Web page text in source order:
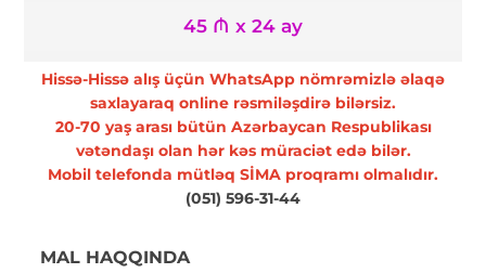
45 ₼ x 24 ay
Hissə-Hissə alış üçün WhatsApp nömrəmizlə əlaqə
saxlayaraq online rəsmiləşdirə bilərsiz.
20-70 yaş arası bütün Azərbaycan Respublikası
vətəndaşı olan hər kəs müraciət edə bilər.
Mobil telefonda mütləq SİMA proqramı olmalıdır.
(051) 596-31-44
MAL HAQQINDA